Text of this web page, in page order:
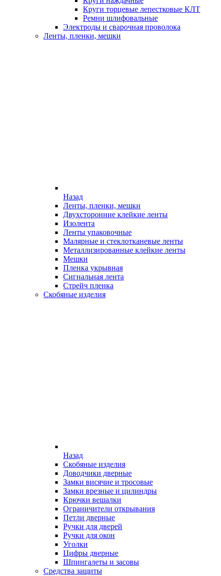
Круги торцевые лепестковые КЛТ
Ремни шлифовальные
Электроды и сварочная проволока
Ленты, пленки, мешки
Назад
Ленты, пленки, мешки
Двухсторонние клейкие ленты
Изолента
Ленты упаковочные
Малярные и стеклотканевые ленты
Металлизированные клейкие ленты
Мешки
Пленка укрывная
Сигнальная лента
Стрейч пленка
Скобяные изделия
Назад
Скобяные изделия
Доводчики дверные
Замки висячие и тросовые
Замки врезные и цилиндры
Крючки вешалки
Ограничители открывания
Петли дверные
Ручки для дверей
Ручки для окон
Уголки
Цифры дверные
Шпингалеты и засовы
Средства защиты